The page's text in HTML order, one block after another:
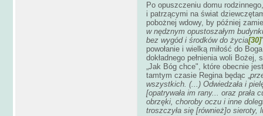
Po opuszczeniu domu
i patrzącymi na świat
pobożnej wdowy, by później
w nędznym opustoszałym
bez wygód i środków do życia[30]
powołanie i wielką miłość do
dokładnego pełnienia woli
„Jak Bóg chce", które obecnie
tamtym czasie Regina będąc „
wszystkich. (...) Odwiedzała i
[opatrywała im rany... oraz prała
obrzęki, choroby oczu i inne
troszczyła się [również]o sieroty,